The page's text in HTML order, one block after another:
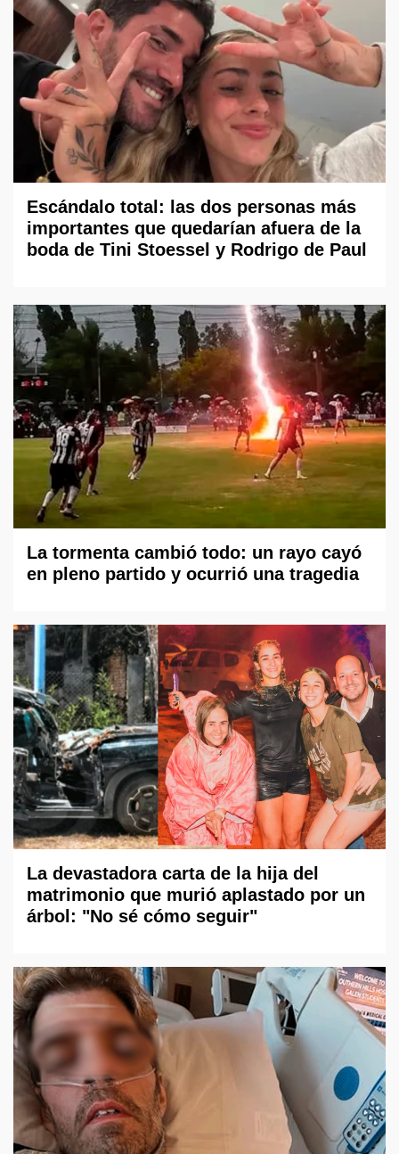
Escándalo total: las dos personas más
importantes que quedarían afuera de la
boda de Tini Stoessel y Rodrigo de Paul
La tormenta cambió todo: un rayo cayó
en pleno partido y ocurrió una tragedia
La devastadora carta de la hija del
matrimonio que murió aplastado por un
árbol: "No sé cómo seguir"